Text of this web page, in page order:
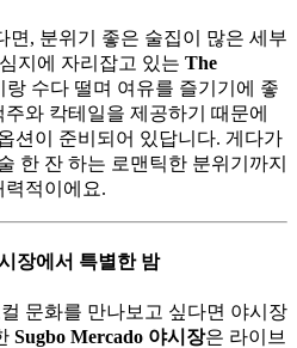
면, 분위기 좋은 술집이 많은 세부
지에 자리잡고 있는The
랑 수다 떨며 여유를 즐기기에 좋
와 칵테일을 제공하기 때문에
션이 준비되어 있답니다. 게다가
한 잔 하는 로맨틱한 분위기까지
력적이에요.
장에서 특별한 밤
문화를 만나보고 싶다면 야시장
Sugbo Mercado 야시장은 라이브